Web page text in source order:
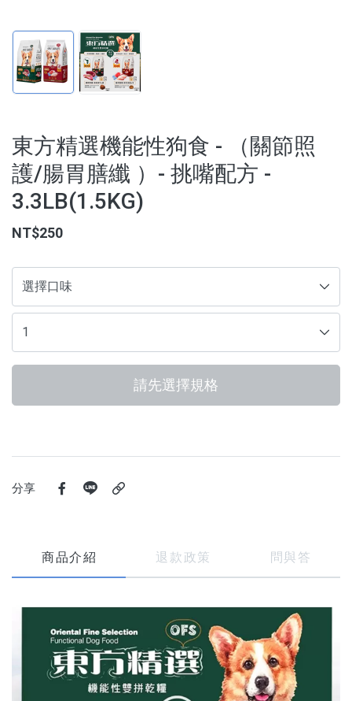
【寵物用品】
【能量水晶】
服務/政策
東方精選機能性狗食 - （關節照
護/腸胃膳纖 ）- 挑嘴配方 -
3.3LB(1.5KG)
NT$250
請先選擇規格
分享
商品介紹 退款政策 問與答